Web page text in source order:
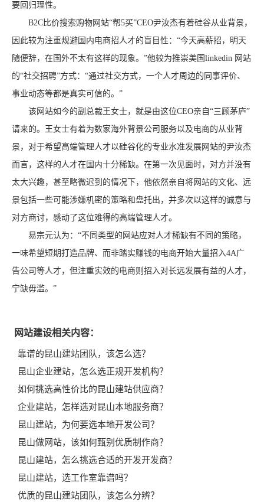
要回归理性。
B2C比价搜索购物网站“帮5买”CEO尹汝杰有着硅谷从业背景，
因此较为注重规避国内电商招人才的盲目性：“今天高薪招，明天
随便辞，在国外不太有这样的现象。”他较为推崇美国linkedin 网站
的“社交招聘”方式：“通过社交方式，一个人才周边的同事评价、
事业动态等都是真实可信的。”
该网站如今的副总裁王女士，就是由这位CEO亲自“三顾茅庐”
请来的。王女士有着为数家海外背景公司服务以及电商的从业背
景，对于希望高端管理人才以硅谷化的专业水准发展网站的尹汝杰
而言，这样的人才在国内十分稀缺。在第一次见面时，对方并没有
太大兴趣，甚至略微迟到的情况下，他依然亲自将网站的文化、远
景包括一些可能涉嫌机密的策略和盘托出，并多次以这样的诚意与
对方商讨，感动了这位难得的高端管理人才。
易宗元认为：“不同类型的网站应对人才稀缺有不同的策略，
一味希望短期打造品牌、而非踏实赚钱的电商开始大量招入4A广
告公司等人才，但注重实效的电商则招入对长远发展有益的人才，
宁缺毋滥。”
网站建设相关内容：
靠谱的昆山建站团队，该怎么选？
昆山企业建站，怎么选正规开发机构？
如何挑选高性价比的昆山建站供应商？
企业建站，怎样选对昆山本地服务商？
昆山建站，为何要选本地开发公司？
昆山做网站，该如何甄别优质制作商？
昆山建站，怎么挑选合适的开发开发商？
昆山建站，选工作室靠谱吗？
优质的昆山建站团队，该怎么分辨？